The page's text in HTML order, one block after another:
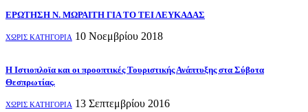
ΕΡΩΤΗΣΗ Ν. ΜΩΡΑΙΤΗ ΓΙΑ ΤΟ ΤΕΙ ΛΕΥΚΑΔΑΣ
ΧΩΡΊΣ ΚΑΤΗΓΟΡΊΑ 10 Νοεμβρίου 2018
Η Ιστιοπλοϊα και οι προοπτικές Τουριστικής Ανάπτυξης στα Σύβοτα
Θεσπρωτίας.
ΧΩΡΊΣ ΚΑΤΗΓΟΡΊΑ 13 Σεπτεμβρίου 2016